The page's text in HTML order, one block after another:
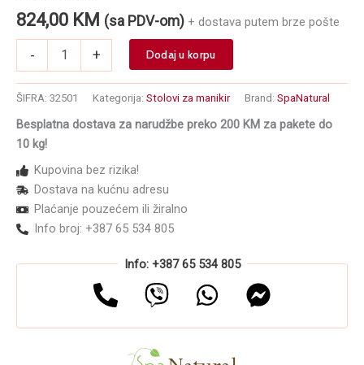
824,00 KM (sa PDV-om) + dostava putem brze pošte
-
YM
B
sa
aspiratorom
količina
+ Dodaj u korpu
ŠIFRA: 32501 Kategorija: Stolovi za manikir Brand: SpaNatural
Besplatna dostava za narudžbe preko 200 KM za pakete do
10 kg!
Kupovina bez rizika!
Dostava na kućnu adresu
Plaćanje pouzećem ili žiralno
Info broj: +387 65 534 805
Info: +387 65 534 805